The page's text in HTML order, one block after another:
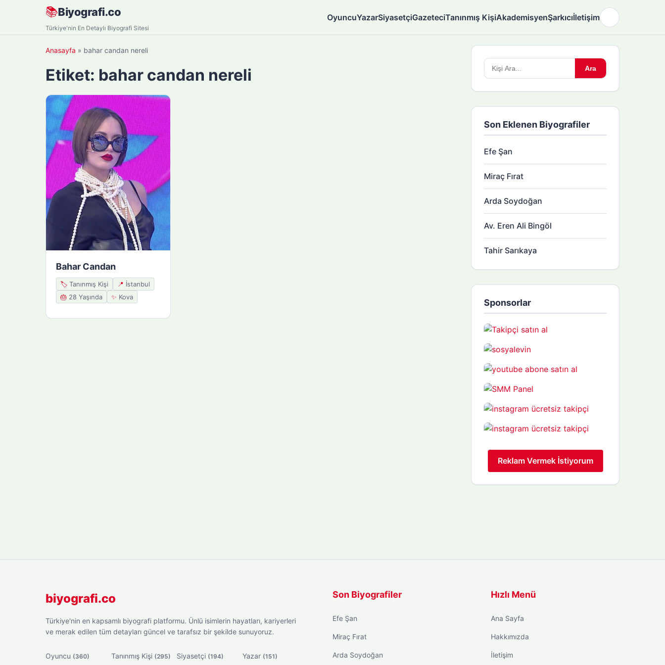
📚Biyografi.co
Türkiye'nin En Detaylı Biyografi Sitesi
OyuncuYazarSiyasetçiGazeteciTanınmış KişiAkademisyenŞarkıcıİletişim
Anasayfa » bahar candan nereli
Etiket: bahar candan nereli
Bahar Candan
🏷️ Tanınmış Kişi 📍 İstanbul
🎂 28 Yaşında ✨ Kova
Arama
yapın:
Ara
Son Eklenen Biyografiler
Efe Şan
Miraç Fırat
Arda Soydoğan
Av. Eren Ali Bingöl
Tahir Sarıkaya
Sponsorlar
Reklam Vermek İstiyorum
biyografi.co
Türkiye'nin en kapsamlı biyografi platformu. Ünlü isimlerin hayatları, kariyerleri
ve merak edilen tüm detayları güncel ve tarafsız bir şekilde sunuyoruz.
Oyuncu (360) Tanınmış Kişi (295) Siyasetçi (194) Yazar (151)
Son Biyografiler
Efe Şan
Miraç Fırat
Arda Soydoğan
Hızlı Menü
Ana Sayfa
Hakkımızda
İletişim